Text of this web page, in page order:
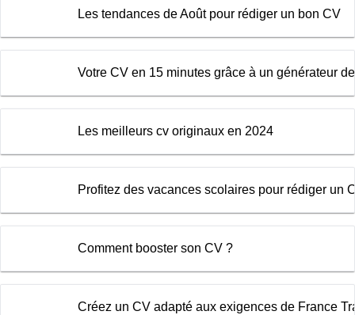
Les tendances de Août pour rédiger un bon CV
Votre CV en 15 minutes grâce à un générateur
Les meilleurs cv originaux en 2024
Profitez des vacances scolaires pour rédiger un
Comment booster son CV ?
Créez un CV adapté aux exigences de France